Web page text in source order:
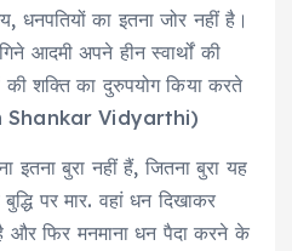
का इतना जोर नहीं है।
आदमी अपने हीन स्‍वार्थों की
की शक्ति का दुरुपयोग किया करते
Shankar Vidyarthi)
इतना बुरा नहीं हैं, जितना बुरा यह
पर मार. वहां धन दिखाकर
और फिर मनमाना धन पैदा करने के